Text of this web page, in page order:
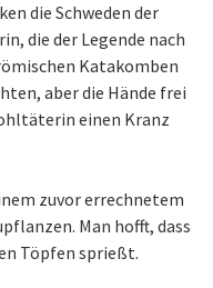
die Schweden der
die der Legende nach
Katakomben
aber die Hände frei
einen Kranz
zuvor errechnetem
Man hofft, dass
Töpfen sprießt.